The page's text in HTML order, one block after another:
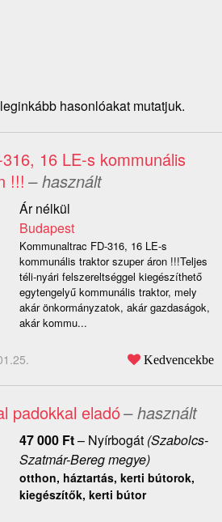
hasonlóakat mutatjuk.
16 LE-s kommunális
!!! – használt
Ár nélkül
Budapest
Kommunaltrac FD-316, 16 LE-s
kommunális traktor szuper áron !!!Teljes
téli-nyári felszereltséggel kiegészíthető
egytengelyű kommunális traktor, mely
akár önkormányzatok, akár gazdaságok,
akár kommu...
Kedvencekbe
padokkal eladó– használt
47 000 Ft– Nyírbogát(Szabolcs-
Szatmár-Bereg megye)
otthon, háztartás, kerti bútorok,
kiegészítők, kerti bútor